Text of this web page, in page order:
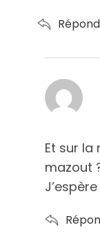
Et sur la
mazout